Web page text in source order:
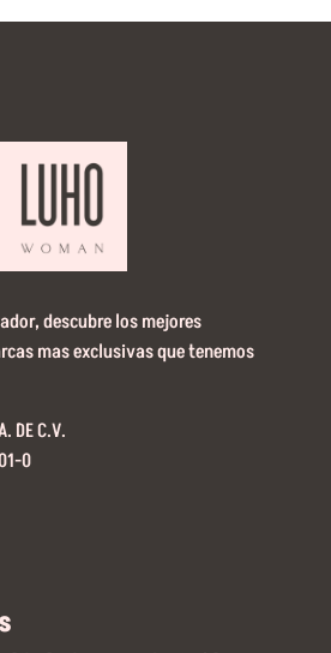
descubre los mejores
mas exclusivas que tenemos
DE C.V.
0